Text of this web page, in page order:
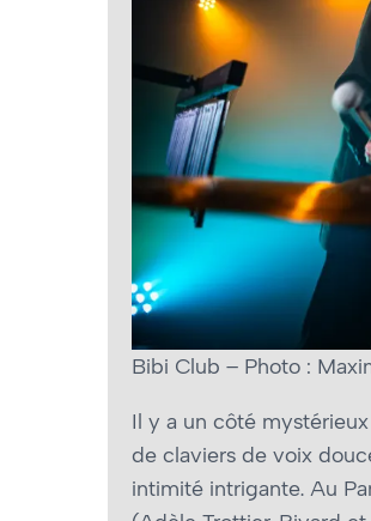
Bibi Club – Photo :
Il y a un côté
de claviers de voix
intimité intrigante. Au